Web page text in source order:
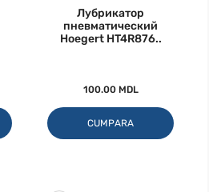
Лубрикатор
пневматический
Hoegert HT4R876..
100.00 MDL
CUMPARA